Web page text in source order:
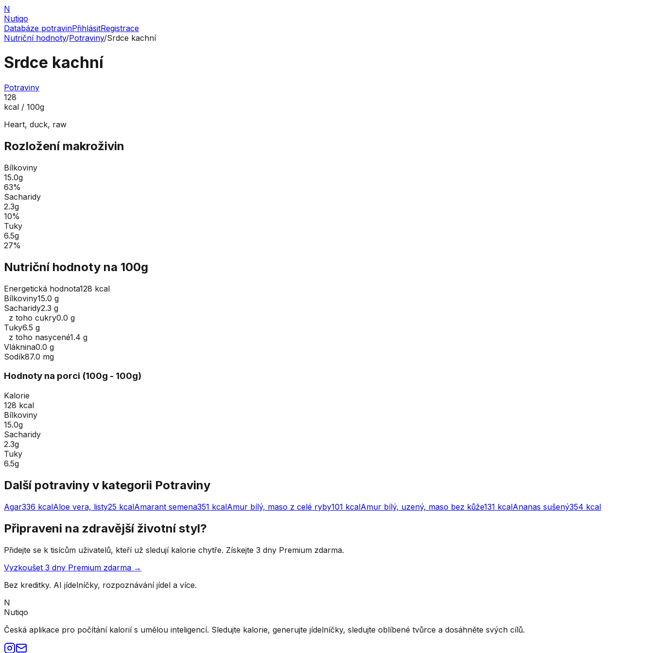
N
Nutiqo
Databáze potravinPřihlásitRegistrace
Nutriční hodnoty/Potraviny/Srdce kachní
Srdce kachní
Potraviny
128
kcal / 100g
Heart, duck, raw
Rozložení makroživin
Bílkoviny
15.0g
63%
Sacharidy
2.3g
10%
Tuky
6.5g
27%
Nutriční hodnoty na 100g
Energetická hodnota128 kcal
Bílkoviny15.0 g
Sacharidy2.3 g
z toho cukry0.0 g
Tuky6.5 g
z toho nasycené1.4 g
Vláknina0.0 g
Sodík87.0 mg
Hodnoty na porci (100g - 100g)
Kalorie
128 kcal
Bílkoviny
15.0g
Sacharidy
2.3g
Tuky
6.5g
Další potraviny v kategorii Potraviny
Agar336 kcalAloe vera, listy25 kcalAmarant semena351 kcalAmur bílý, maso z celé ryby101 kcalAmur bílý, uzený, maso bez kůže131 kcalAnanas sušený354 kcal
Připraveni na zdravější životní styl?
Přidejte se k tisícům uživatelů, kteří už sledují kalorie chytře. Získejte 3 dny Premium zdarma.
Vyzkoušet 3 dny Premium zdarma →
Bez kreditky. AI jídelníčky, rozpoznávání jídel a více.
N
Nutiqo
Česká aplikace pro počítání kalorií s umělou inteligencí. Sledujte kalorie, generujte jídelníčky, sledujte oblíbené tvůrce a dosáhněte svých cílů.